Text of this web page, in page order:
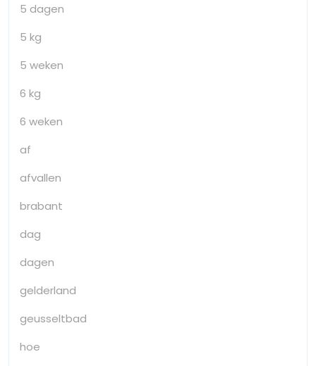
5 dagen
5 kg
5 weken
6 kg
6 weken
af
afvallen
brabant
dag
dagen
gelderland
geusseltbad
hoe